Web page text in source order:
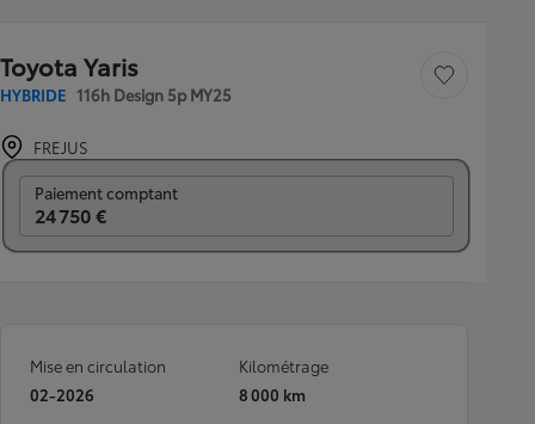
Toyota Yaris
HYBRIDE 116h Design 5p MY25
Sauvegarder le
FREJUS
Paiement comptant
24 750 €
Mise en circulation
02-2026
Kilométrage
8 000 km